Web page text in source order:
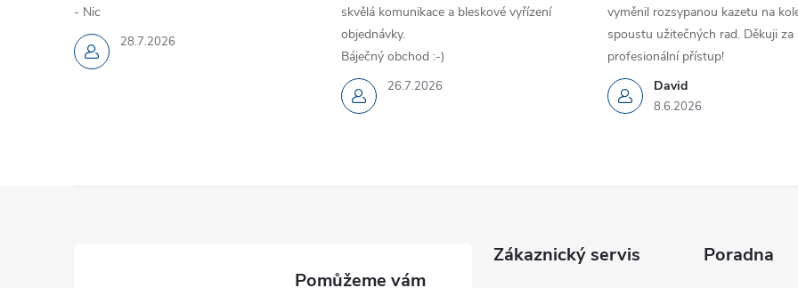
28.7.2026
- Nic
26.7.2026
skvělá komunikace a bleskové vyřízení
objednávky.
Báječný obchod :-)
David
8.6.2026
vyměnil rozsypanou kazetu na
spoustu užitečných rad. Děkuji za
profesionální přístup!
Zákaznický servis Poradna